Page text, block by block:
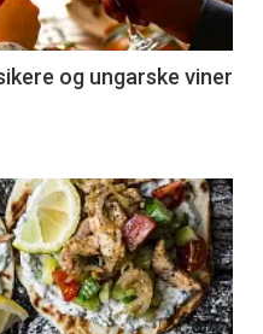
og ungarske viner